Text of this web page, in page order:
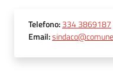
Telefono:334 3869187
Email: